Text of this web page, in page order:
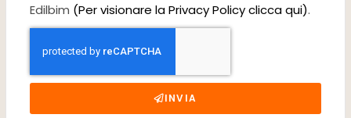
Edilbim (Per visionare la Privacy Policy clicca qui).
INVIA